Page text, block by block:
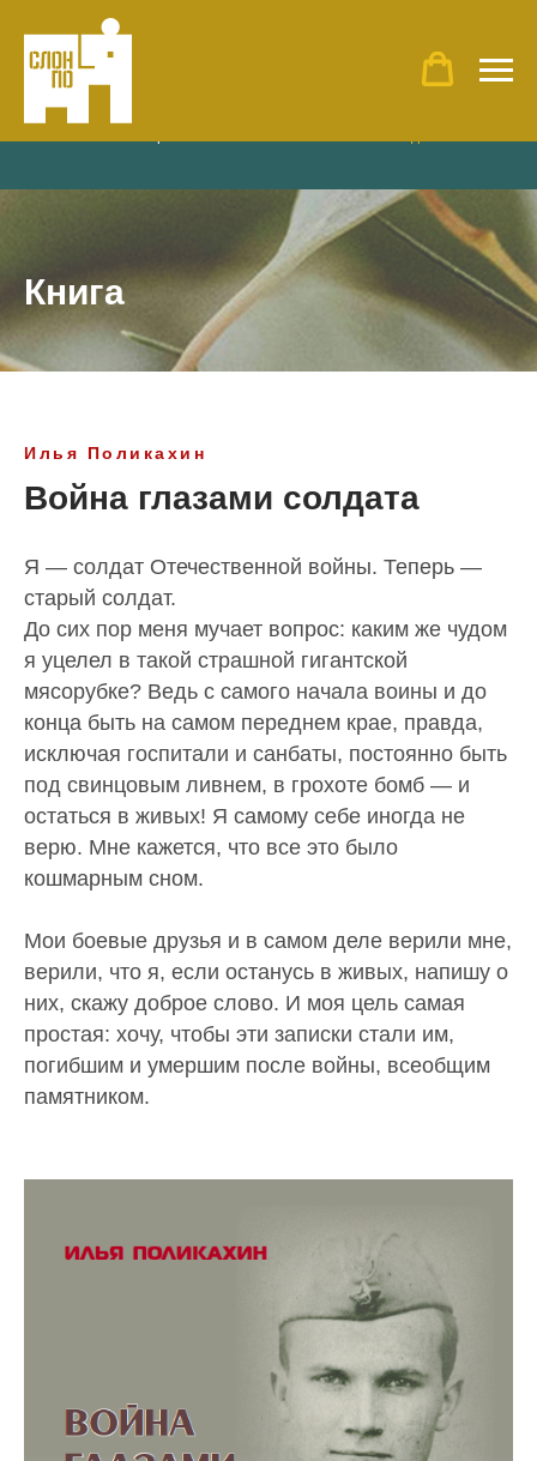
Книга
Илья Поликахин
Война глазами солдата
Я — солдат Отечественной войны. Теперь —
старый солдат.
До сих пор меня мучает вопрос: каким же чудом
я уцелел в такой страшной гигантской
мясорубке? Ведь с самого начала воины и до
конца быть на самом переднем крае, правда,
исключая госпитали и санбаты, постоянно быть
под свинцовым ливнем, в грохоте бомб — и
остаться в живых! Я самому себе иногда не
верю. Мне кажется, что все это было
кошмарным сном.
Мои боевые друзья и в самом деле верили мне,
верили, что я, если останусь в живых, напишу о
них, скажу доброе слово. И моя цель самая
простая: хочу, чтобы эти записки стали им,
погибшим и умершим после войны, всеобщим
памятником.